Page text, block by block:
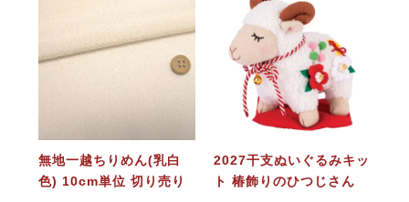
無地一越ちりめん(乳白
色) 10cm単位 切り売り
2027干支ぬいぐるみキッ
ト 椿飾りのひつじさん